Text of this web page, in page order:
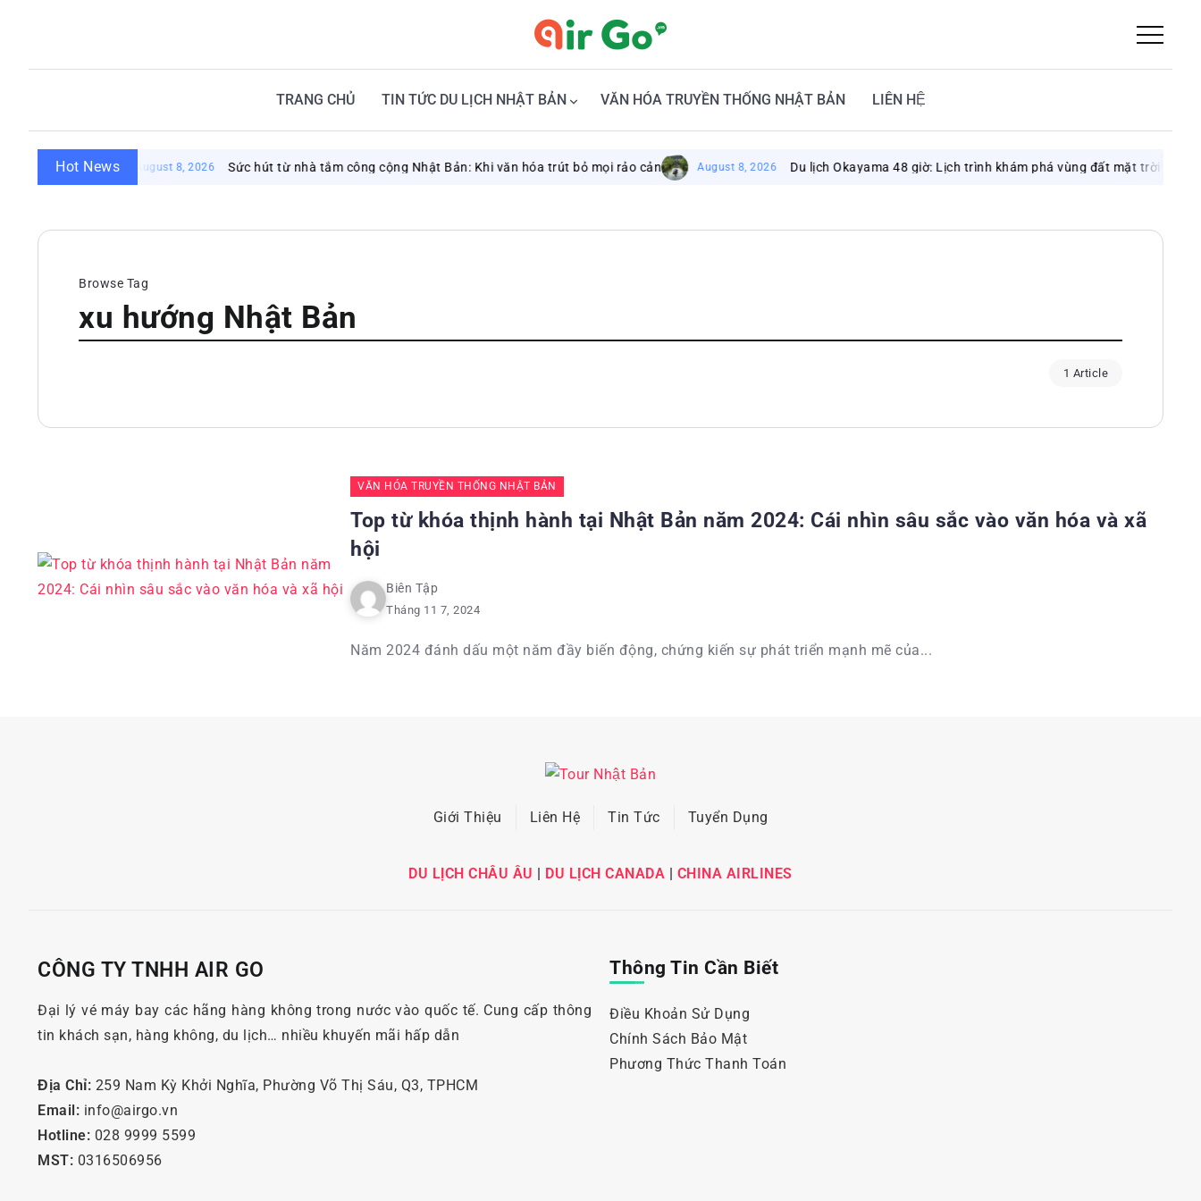
TRANG CHỦ TIN TỨC DU LỊCH NHẬT BẢN VĂN HÓA TRUYỀN THỐNG NHẬT BẢN LIÊN HỆ
Hot NewsAugust 8, 2026 Sức hút từ nhà tắm công cộng Nhật Bản: Khi văn hóa trút bỏ mọi rảo cản August 8, 2026 Du lịch Okayama 48 giờ: Lịch trình khám phá vùng đất mặt trời
Browse Tag
xu hướng Nhật Bản
1 Article
VĂN HÓA TRUYỀN THỐNG NHẬT BẢN
Top từ khóa thịnh hành tại Nhật Bản năm 2024: Cái nhìn sâu sắc vào văn hóa và xã
hội
Biên Tập
Tháng 11 7, 2024
Năm 2024 đánh dấu một năm đầy biến động, chứng kiến sự phát triển mạnh mẽ của...
Giới Thiệu Liên Hệ Tin Tức Tuyển Dụng
DU LỊCH CHÂU ÂU | DU LỊCH CANADA | CHINA AIRLINES
CÔNG TY TNHH AIR GO
Đại lý vé máy bay các hãng hàng không trong nước vào quốc tế. Cung cấp thông
tin khách sạn, hàng không, du lịch… nhiều khuyến mãi hấp dẫn
Địa Chỉ: 259 Nam Kỳ Khởi Nghĩa, Phường Võ Thị Sáu, Q3, TPHCM
Email: info@airgo.vn
Hotline: 028 9999 5599
MST: 0316506956
Thông Tin Cần Biết
Điều Khoản Sử Dụng
Chính Sách Bảo Mật
Phương Thức Thanh Toán